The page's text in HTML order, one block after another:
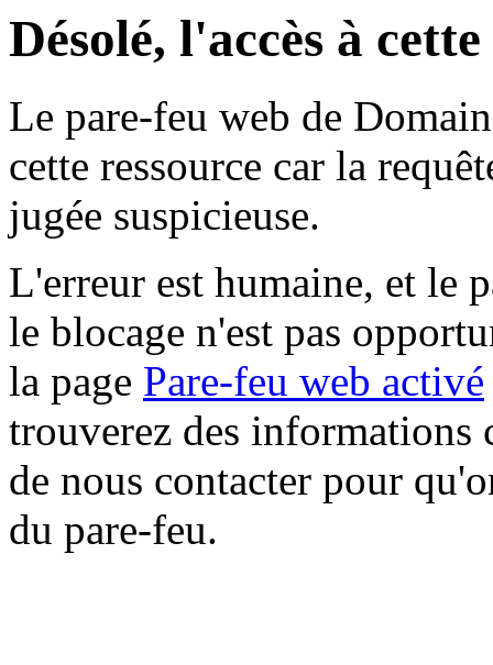
Désolé, l'accès à
Le pare-feu web de
cette ressource car la
jugée suspicieuse.
L'erreur est humaine, et le
le blocage n'est pas
la page Pare-feu web activé
trouverez des informations
de nous contacter pour
du pare-feu.